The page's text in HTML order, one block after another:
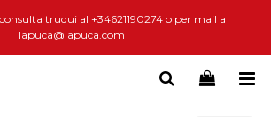
truqui al +34621190274 o per mail a
lapuca@lapuca.com